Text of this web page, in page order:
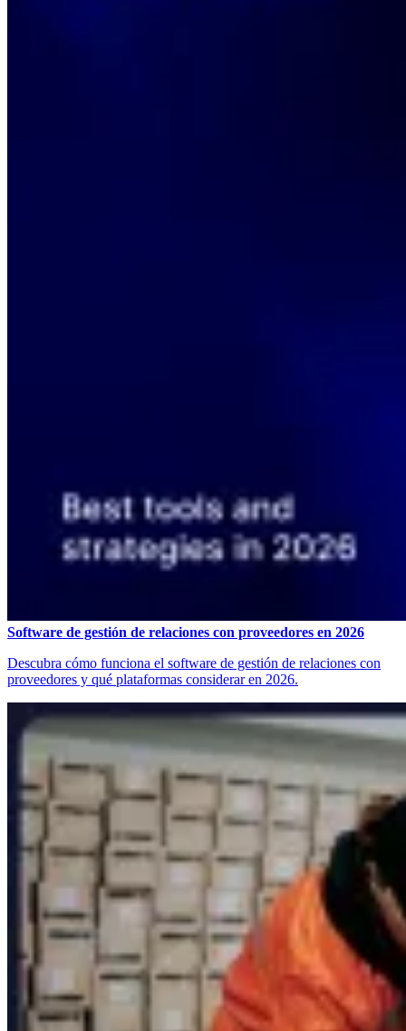
Software de gestión de relaciones con proveedores en 2026
Descubra cómo funciona el software de gestión de relaciones con
proveedores y qué plataformas considerar en 2026.